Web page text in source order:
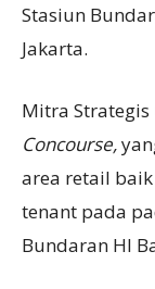
Stasiun
Jakarta.
Mitra
Concourse,
area retail baik
tenant pada
Bundaran HI